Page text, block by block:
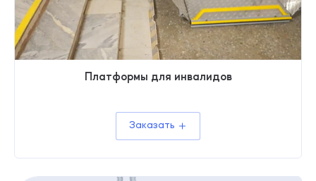
Платформы для инвалидов
Заказать